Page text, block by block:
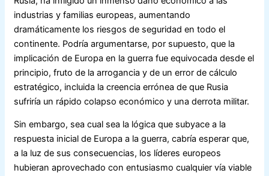
industrias y familias europeas, aumentando
dramáticamente los riesgos de seguridad en todo el
continente. Podría argumentarse, por supuesto, que la
implicación de Europa en la guerra fue equivocada desde el
principio, fruto de la arrogancia y de un error de cálculo
estratégico, incluida la creencia errónea de que Rusia
sufriría un rápido colapso económico y una derrota militar.
Sin embargo, sea cual sea la lógica que subyace a la
respuesta inicial de Europa a la guerra, cabría esperar que,
a la luz de sus consecuencias, los líderes europeos
hubieran aprovechado con entusiasmo cualquier vía viable